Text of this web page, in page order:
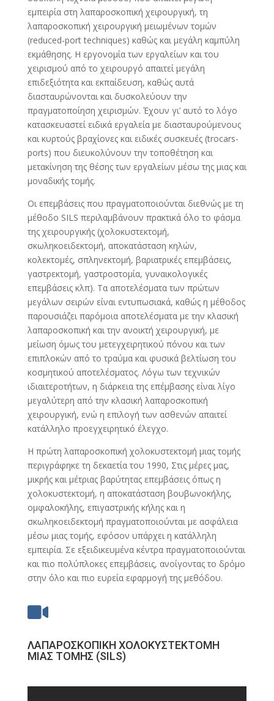
εμπειρία στη λαπαροσκοπική χειρουργική, τη
λαπαροσκοπική χειρουργική μειωμένων τομών
(reduced-port techniques) καθώς και μεγάλη καμπύλη
εκμάθησης. H εργονομία των εργαλείων και του
χειρισμού από το χειρουργό απαιτεί μεγάλη
επιδεξιότητα και εκπαίδευση, καθώς αυτά
διασταυρώνονται και δυσκολεύουν την
πραγματοποίηση χειρισμών. Έχουν γι’ αυτό το λόγο
κατασκευαστεί ειδικά εργαλεία με διασταυρούμενους
και κυρτούς βραχίονες και ειδικές συσκευές (trocars-
ports) που διευκολύνουν την τοποθέτηση και
μετακίνηση της θέσης των εργαλείων μέσω της μιας και
μοναδικής τομής.
Οι επεμβάσεις που πραγματοποιούνται διεθνώς με τη
μέθοδο SILS περιλαμβάνουν πρακτικά όλο το φάσμα
της χειρουργικής (χολοκυστεκτομή,
σκωληκοειδεκτομή, αποκατάσταση κηλών,
κολεκτομές, σπληνεκτομή, βαριατρικές επεμβάσεις,
γαστρεκτομή, γαστροστομία, γυναικολογικές
επεμβάσεις κλπ). Τα αποτελέσματα των πρώτων
μεγάλων σειρών είναι εντυπωσιακά, καθώς η μέθοδος
παρουσιάζει παρόμοια αποτελέσματα με την κλασική
λαπαροσκοπική και την ανοικτή χειρουργική, με
μείωση όμως του μετεγχειρητικού πόνου και των
επιπλοκών από το τραύμα και φυσικά βελτίωση του
κοσμητικού αποτελέσματος. Λόγω των τεχνικών
ιδιαιτεροτήτων, η διάρκεια της επέμβασης είναι λίγο
μεγαλύτερη από την κλασική λαπαροσκοπική
χειρουργική, ενώ η επιλογή των ασθενών απαιτεί
κατάλληλο προεγχειρητικό έλεγχο.
H πρώτη λαπαροσκοπική χολοκυστεκτομή μιας τομής
περιγράφηκε τη δεκαετία του 1990, Στις μέρες μας,
μικρής και μέτριας βαρύτητας επεμβάσεις όπως η
χολοκυστεκτομή, η αποκατάσταση βουβωνοκήλης,
ομφαλοκήλης, επιγαστρικής κήλης και η
σκωληκοειδεκτομή πραγματοποιούνται με ασφάλεια
μέσω μιας τομής, εφόσον υπάρχει η κατάλληλη
εμπειρία. Σε εξειδικευμένα κέντρα πραγματοποιούνται
και πιο πολύπλοκες επεμβάσεις, ανοίγοντας το δρόμο
στην όλο και πιο ευρεία εφαρμογή της μεθόδου.

ΛΑΠΑΡΟΣΚΟΠΙΚΗ ΧΟΛΟΚΥΣΤΕΚΤΟΜΗ
ΜΙΑΣ ΤΟΜΗΣ (SILS)